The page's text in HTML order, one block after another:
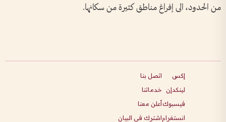
من الحدود، الى إفراغ مناطق كثيرة من سكانها.
إكس
لينكدإن
فيسبوك
انستغرام
اتصل بنا
خدماتنا
أعلن معنا
اشترك في البيان